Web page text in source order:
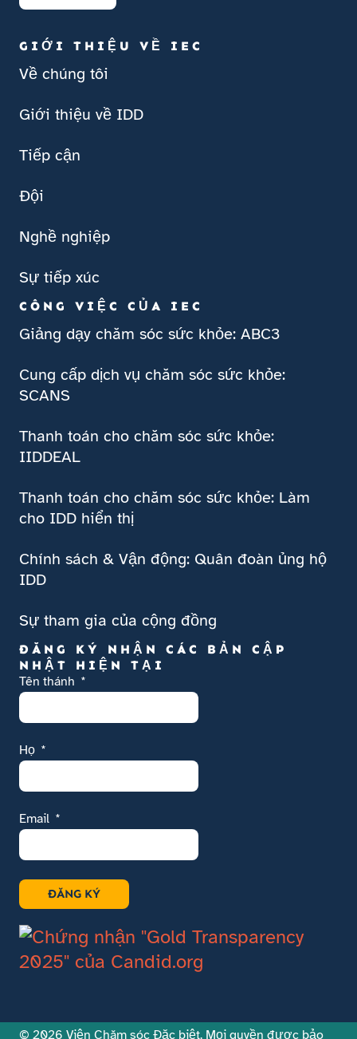
GIỚI THIỆU VỀ IEC
Về chúng tôi
Giới thiệu về IDD
Tiếp cận
Đội
Nghề nghiệp
Sự tiếp xúc
CÔNG VIỆC CỦA IEC
Giảng dạy chăm sóc sức khỏe: ABC3
Cung cấp dịch vụ chăm sóc sức khỏe:
SCANS
Thanh toán cho chăm sóc sức khỏe:
IIDDEAL
Thanh toán cho chăm sóc sức khỏe: Làm
cho IDD hiển thị
Chính sách & Vận động: Quân đoàn ủng hộ
IDD
Sự tham gia của cộng đồng
ĐĂNG KÝ NHẬN CÁC BẢN CẬP
NHẬT HIỆN TẠI
Tên thánh
Họ
Email
ĐĂNG KÝ
© 2026 Viện Chăm sóc Đặc biệt. Mọi quyền được bảo